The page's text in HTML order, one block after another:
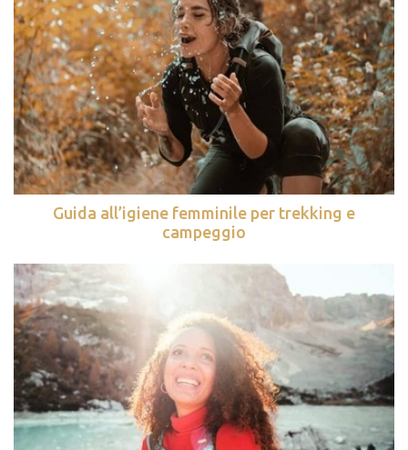
Guida all’igiene femminile per trekking e
campeggio